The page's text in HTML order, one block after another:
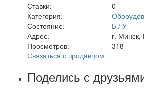
Ставки:
0
Категория:
Состояние:
Б / У
Адрес:
г. Минск,
Просмотров:
318
Связаться с продавцом
Поделись с